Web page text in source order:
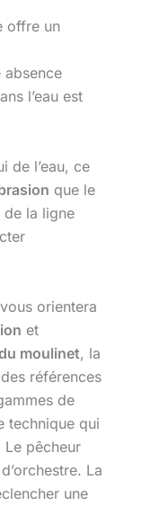
offre un
absence
l’eau est
de l’eau, ce
que le
de la ligne
orientera
et
moulinet, la
références
de
technique qui
Le pêcheur
La
une